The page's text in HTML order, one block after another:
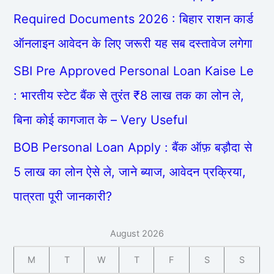
Required Documents 2026 : बिहार राशन कार्ड
ऑनलाइन आवेदन के लिए जरूरी यह सब दस्तावेज लगेगा
SBI Pre Approved Personal Loan Kaise Le
: भारतीय स्टेट बैंक से तुरंत ₹8 लाख तक का लोन ले,
बिना कोई कागजात के – Very Useful
BOB Personal Loan Apply : बैंक ऑफ़ बड़ौदा से
5 लाख का लोन ऐसे ले, जाने ब्याज, आवेदन प्रक्रिया,
पात्रता पूरी जानकारी?
August 2026
M T W T F S S